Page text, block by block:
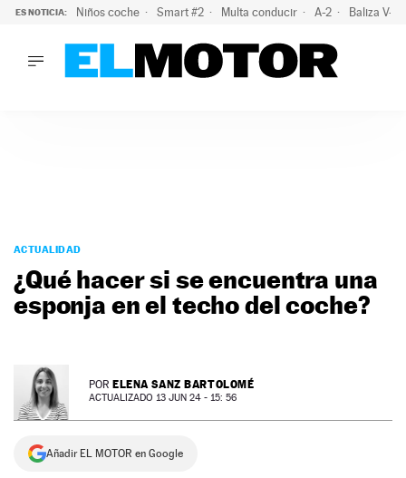
ES NOTICIA: Niños coche Smart #2 Multa conducir A-2 Baliza V-
PODCAST
MOTOS
TECNOLOGÍA
SUPERCOCHES
PREMIOS
SERVICIOS
ACTUALIDAD
¿Qué hacer si se encuentra una
esponja en el techo del coche?
POR ELENA SANZ BARTOLOMÉ
ACTUALIZADO 13 JUN 24 - 15: 56
Añadir EL MOTOR en Google